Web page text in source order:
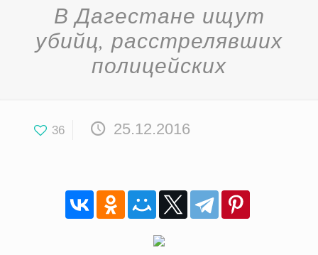
В Дагестане ищут
убийц, расстрелявших
полицейских
36 25.12.2016